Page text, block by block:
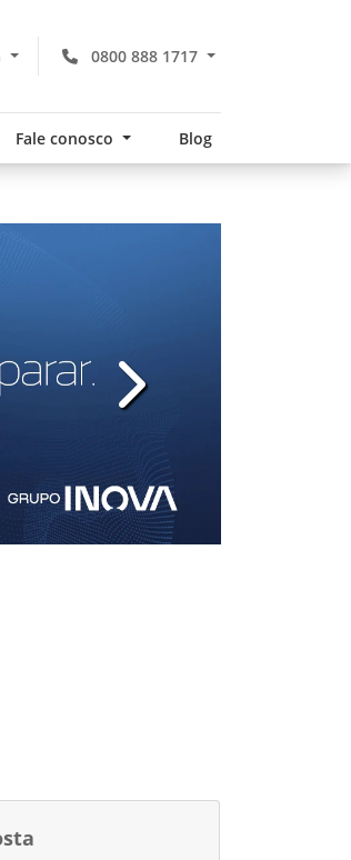
0800 888 1717
Fale conosco Blog
templates.template-